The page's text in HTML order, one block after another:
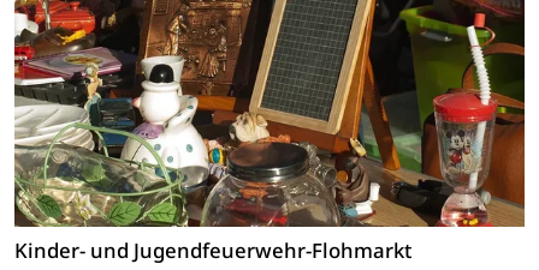
Kinder- und Jugendfeuerwehr-Flohmarkt